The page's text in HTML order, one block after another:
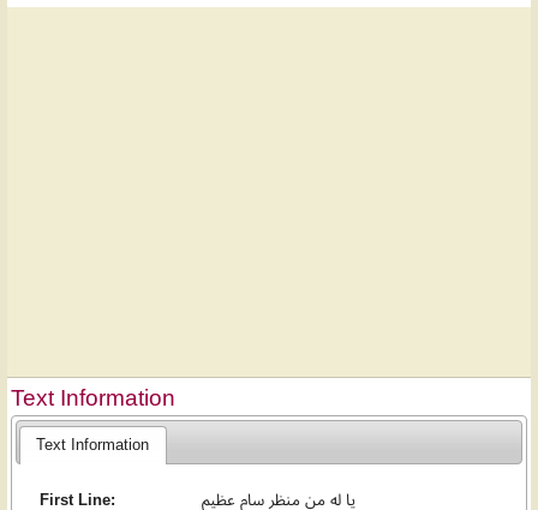
Text Information
Text Information
First Line:
يا له من منظر سام عظيم